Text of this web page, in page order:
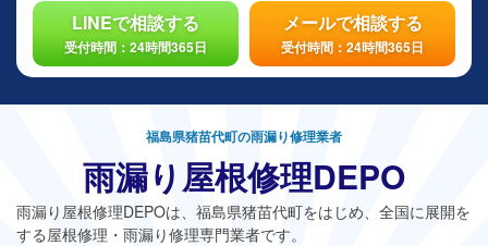
LINEで相談する
受付時間：24時間365日
メールで相談する
受付時間：24時間365日
福島県猪苗代町の雨漏り修理業者
雨漏り屋根修理DEPO
雨漏り屋根修理DEPOは、福島県猪苗代町をはじめ、全国に展開を
する屋根修理・雨漏り修理専門業者です。